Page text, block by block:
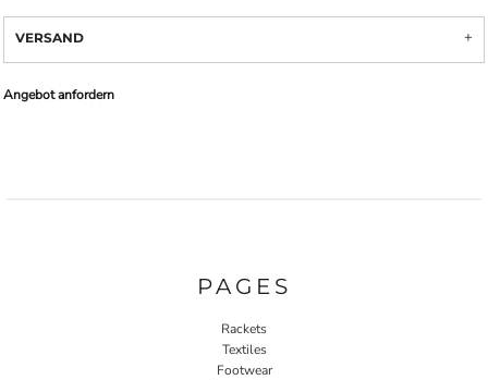
VERSAND
Angebot anfordern
PAGES
Rackets
Textiles
Footwear